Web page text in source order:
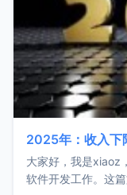
2025年：收入下
大家好，我是xiaoz
软件开发工作。这